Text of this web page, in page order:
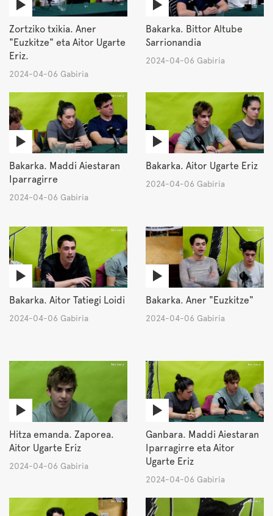
Zortziko txikia. Aner
"Euzkitze" eta Aitor Ugarte
Eriz.
2024-04-06 Gabiria
Bakarka. Bittor Altube
Sarrionandia
2024-04-06 Gabiria
Bakarka. Maddi Aiestaran
Iparragirre
2024-04-06 Gabiria
Bakarka. Aitor Ugarte Eriz
2024-04-06 Gabiria
Bakarka. Aitor Tatiegi Loidi
2024-04-06 Gabiria
Bakarka. Aner "Euzkitze"
2024-04-06 Gabiria
Hitza emanda. Zaporea.
Aitor Ugarte Eriz
2024-04-06 Gabiria
Ganbara. Maddi Aiestaran
Iparragirre eta Aitor
Ugarte Eriz
2024-04-06 Gabiria